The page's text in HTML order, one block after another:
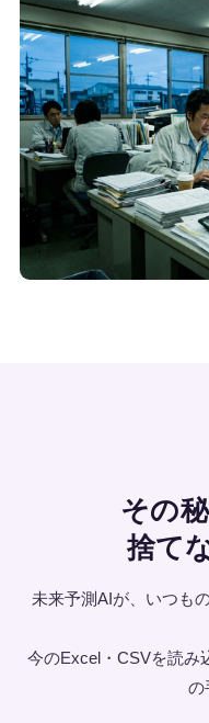
その
捨て
未来予測AIが、いつも
今のExcel・CSVを読み
の